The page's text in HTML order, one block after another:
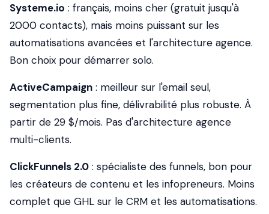
Systeme.io : français, moins cher (gratuit jusqu'à
2000 contacts), mais moins puissant sur les
automatisations avancées et l'architecture agence.
Bon choix pour démarrer solo.
ActiveCampaign : meilleur sur l'email seul,
segmentation plus fine, délivrabilité plus robuste. À
partir de 29 $/mois. Pas d'architecture agence
multi-clients.
ClickFunnels 2.0 : spécialiste des funnels, bon pour
les créateurs de contenu et les infopreneurs. Moins
complet que GHL sur le CRM et les automatisations.